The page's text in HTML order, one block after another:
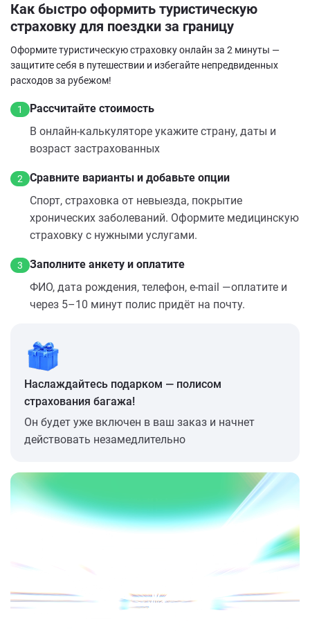
Как быстро оформить туристическую
страховку для поездки за границу
Оформите туристическую страховку онлайн за 2 минуты —
защитите себя в путешествии и избегайте непредвиденных
расходов за рубежом!
1
Рассчитайте стоимость
В онлайн‑калькуляторе укажите страну, даты и
возраст застрахованных
2
Сравните варианты и добавьте опции
Спорт, страховка от невыезда, покрытие
хронических заболеваний. Оформите медицинскую
страховку с нужными услугами.
3
Заполните анкету и оплатите
ФИО, дата рождения, телефон, e‑mail —оплатите и
через 5–10 минут полис придёт на почту.
Наслаждайтесь подарком — полисом
страхования багажа!
Он будет уже включен в ваш заказ и начнет
действовать незамедлительно